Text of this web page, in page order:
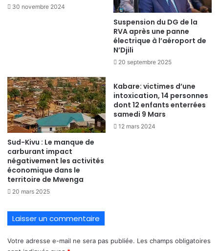
30 novembre 2024
Suspension du DG de la
RVA après une panne
électrique à l’aéroport de
N’Djili
20 septembre 2025
Sud-Kivu : Le manque de
carburant impact
négativement les activités
économique dans le
territoire de Mwenga
20 mars 2025
Kabare: victimes d’une
intoxication, 14 personnes
dont 12 enfants enterrées
samedi 9 Mars
12 mars 2024
Laisser un commentaire
Votre adresse e-mail ne sera pas publiée. Les champs obligatoires